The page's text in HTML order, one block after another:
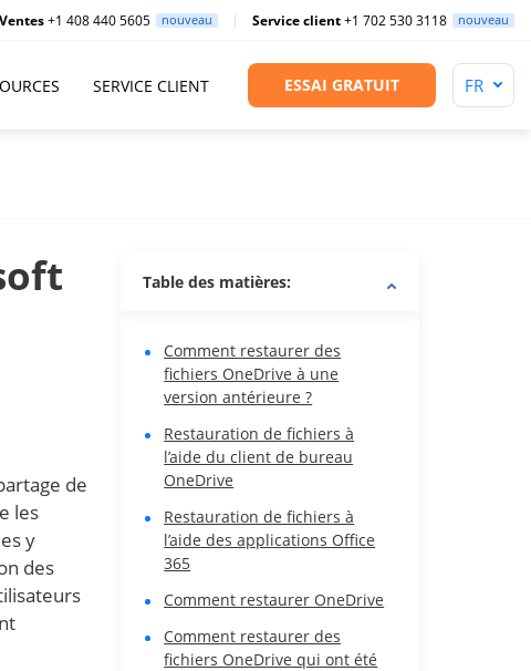
Ventes+1 408 440 5605 nouveau Service client+1 702 530 3118 nouveau
SERVICE CLIENT ESSAI GRATUIT
de
les
y
des
Table des matières:
Comment restaurer des
fichiers OneDrive à une
version antérieure ?
Restauration de fichiers à
l’aide du client de bureau
OneDrive
Restauration de fichiers à
l’aide des applications Office
365
Comment restaurer OneDrive
Comment restaurer des
fichiers OneDrive qui ont été